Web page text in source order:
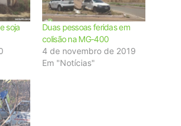
soja
Duas pessoas feridas em
colisão na MG-400
4 de novembro de 2019
Em "Notícias"